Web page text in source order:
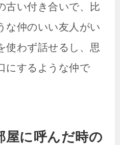
古い付き合いで、比
な仲のいい友人がい
使わず話せるし、思
にするような仲で
屋に呼んだ時の